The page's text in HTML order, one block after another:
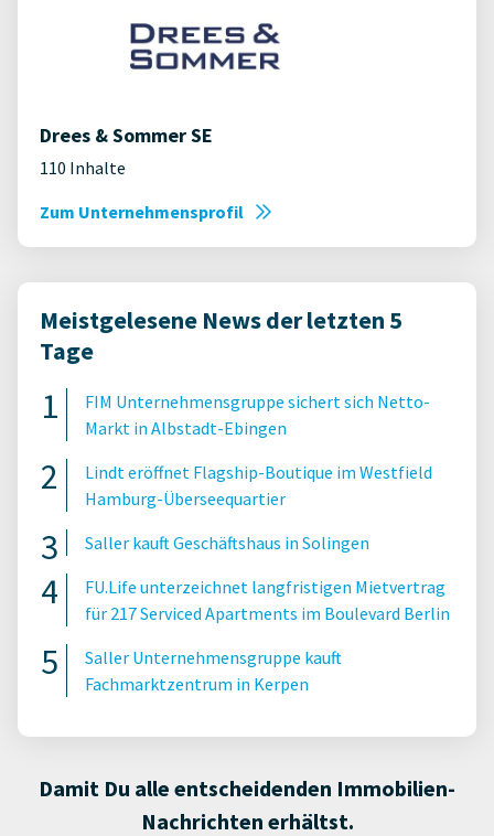
Drees & Sommer SE
110 Inhalte
Zum Unternehmensprofil
Meistgelesene News der letzten 5
Tage
FIM Unternehmensgruppe sichert sich Netto-
Markt in Albstadt-Ebingen
Lindt eröffnet Flagship-Boutique im Westfield
Hamburg-Überseequartier
Saller kauft Geschäftshaus in Solingen
FU.Life unterzeichnet langfristigen Mietvertrag
für 217 Serviced Apartments im Boulevard Berlin
Saller Unternehmensgruppe kauft
Fachmarktzentrum in Kerpen
Damit Du alle entscheidenden Immobilien-
Nachrichten erhältst.